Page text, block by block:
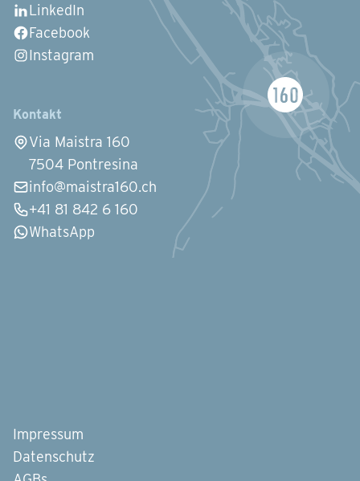
LinkedIn
Facebook
Instagram
Kontakt
Via Maistra 160
7504 Pontresina
info@maistra160.ch
+41 81 842 6 160
WhatsApp
Impressum
Datenschutz